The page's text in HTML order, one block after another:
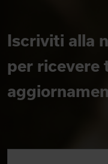
Iscriviti alla
per ricevere